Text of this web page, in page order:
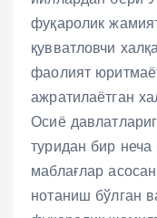
фуқаролик
қувватловчи
фаолият
ажратилаётган
Осиё
туридан бир
маблағлар
нотаниш бўлган